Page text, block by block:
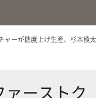
べき
学科の教育
門的能力
附属施設
境学科
が糖度上げ生産、杉本稜
ーストク